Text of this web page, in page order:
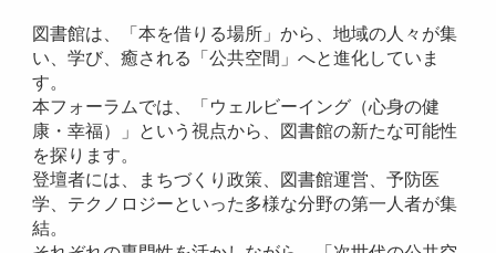
図書館は、「本を借りる場所」から、地域の人々が集
い、学び、癒される「公共空間」へと進化していま
す。
本フォーラムでは、「ウェルビーイング（心身の健
康・幸福）」という視点から、図書館の新たな可能性
を探ります。
登壇者には、まちづくり政策、図書館運営、予防医
学、テクノロジーといった多様な分野の第一人者が集
結。